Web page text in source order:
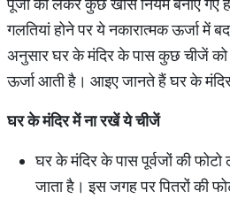
पूजा को लेकर कुछ खास नियम बनाएं गए
गलतियां होने पर ये नकारात्मक ऊर्जा में
अनुसार घर के मंदिर के पास कुछ चीजें
ऊर्जा आती है। आइए जानते हैं घर के
घर के मंदिर में ना रखें ये चीजें
घर के मंदिर के पास पूर्वजों की फोटो
जाता है। इस जगह पर पितरों की